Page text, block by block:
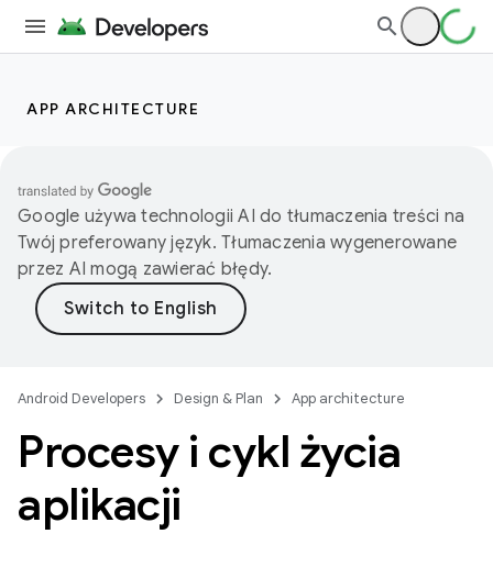
APP ARCHITECTURE
Google używa technologii AI do tłumaczenia treści na
Twój preferowany język. Tłumaczenia wygenerowane
przez AI mogą zawierać błędy.
Android Developers Design & Plan App architecture
Procesy i cykl życia
aplikacji